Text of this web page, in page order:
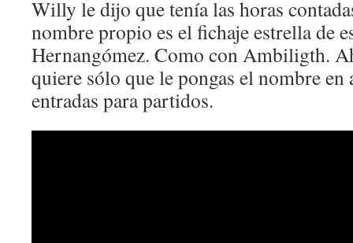
Willy le dijo que tenía las horas
nombre propio es el fichaje estrella de
Hernangómez. Como con Ambiligth.
quiere sólo que le pongas el nombre
entradas para partidos.